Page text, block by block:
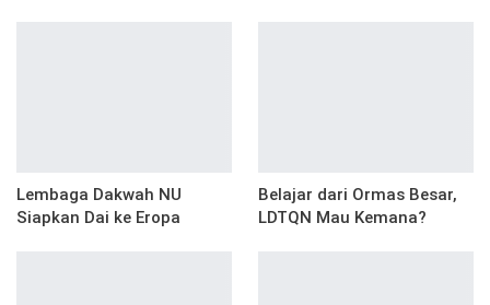
Lembaga Dakwah NU
Siapkan Dai ke Eropa
Belajar dari Ormas Besar,
LDTQN Mau Kemana?